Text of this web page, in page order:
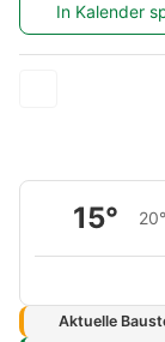
In Kalender
15° 20°
Aktuelle